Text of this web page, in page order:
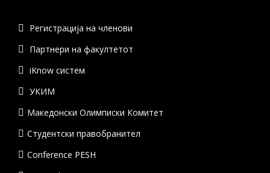
Регистрација на членови
Партнери на факултетот
iKnow систем
УКИМ
Македонски Олимписки Комитет
Студентски правобранител
Conference PESH